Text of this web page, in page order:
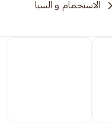
الاستحمام و السبا